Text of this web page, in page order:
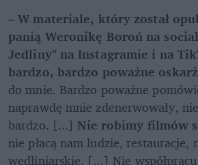
– W materiale, który został
panią Weronikę Boroń na
Jedliny" na Instagramie i na
bardzo, bardzo poważne
do mnie. Bardzo poważne
naprawdę mnie zdenerwowały,
bardzo. [...] Nie robimy filmów
nie płacą nam ludzie, restauracje,
wędliniarskie. [...] Nie